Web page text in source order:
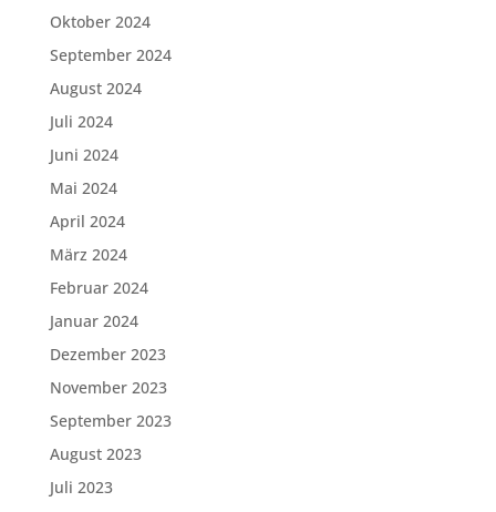
Oktober 2024
September 2024
August 2024
Juli 2024
Juni 2024
Mai 2024
April 2024
März 2024
Februar 2024
Januar 2024
Dezember 2023
November 2023
September 2023
August 2023
Juli 2023